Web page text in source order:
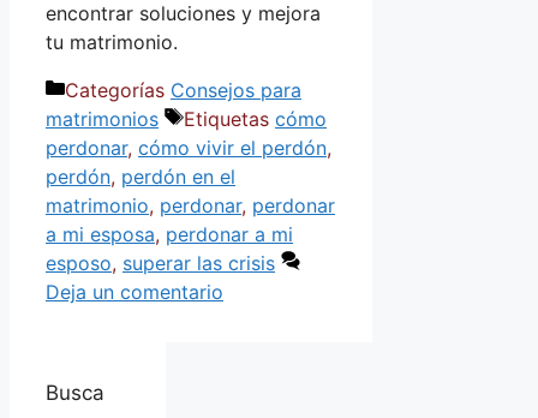
encontrar soluciones y mejora
tu matrimonio.
Categorías Consejos para
matrimonios
Etiquetas cómo
perdonar, cómo vivir el perdón,
perdón, perdón en el
matrimonio, perdonar, perdonar
a mi esposa, perdonar a mi
esposo, superar las crisis
Deja un comentario
Busca